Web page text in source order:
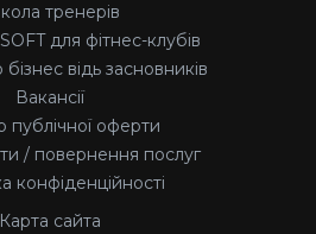
тренерів
для фітнес-клубів
відь засновників
Вакансії
публічної оферти
/ повернення послуг
конфіденційності
Карта сайта